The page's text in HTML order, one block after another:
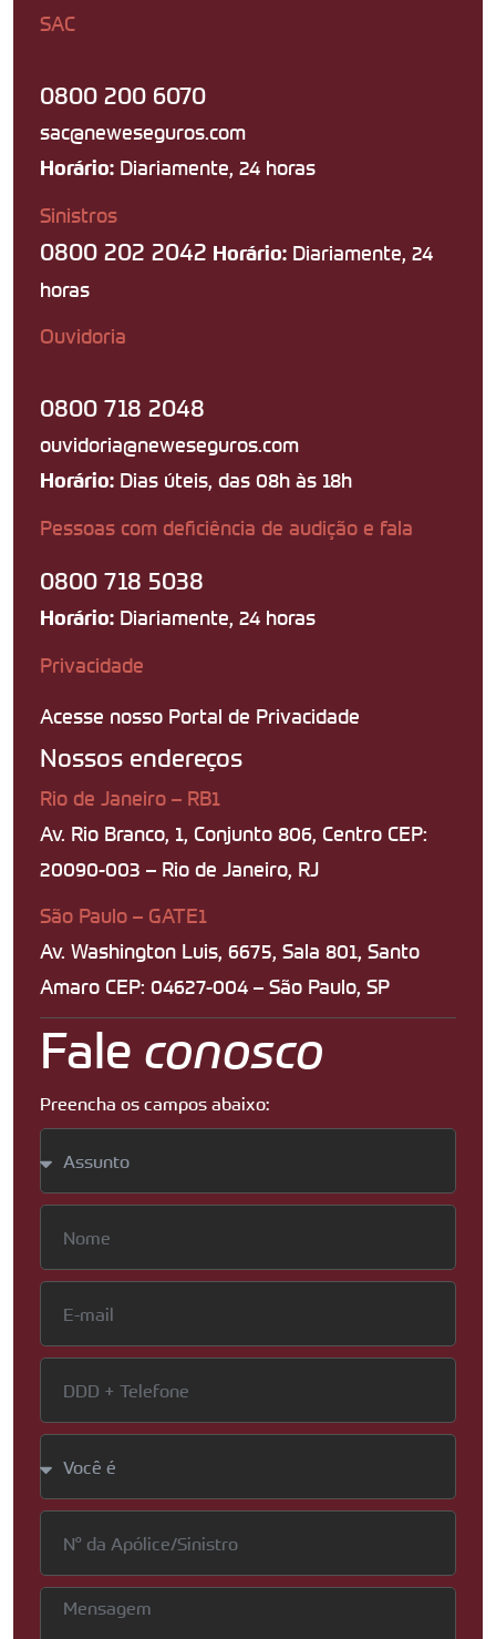
SAC
0800 200 6070
sac@neweseguros.com
Horário: Diariamente, 24 horas
Sinistros
0800 202 2042 Horário: Diariamente, 24
horas
Ouvidoria
0800 718 2048
ouvidoria@neweseguros.com
Horário: Dias úteis, das 08h às 18h
Pessoas com deficiência de audição e fala
0800 718 5038
Horário: Diariamente, 24 horas
Privacidade
Acesse nosso Portal de Privacidade
Nossos endereços
Rio de Janeiro – RB1
Av. Rio Branco, 1, Conjunto 806, Centro CEP:
20090-003 – Rio de Janeiro, RJ
São Paulo – GATE1
Av. Washington Luis, 6675, Sala 801, Santo
Amaro CEP: 04627-004 – São Paulo, SP
Fale conosco
Preencha os campos abaixo: